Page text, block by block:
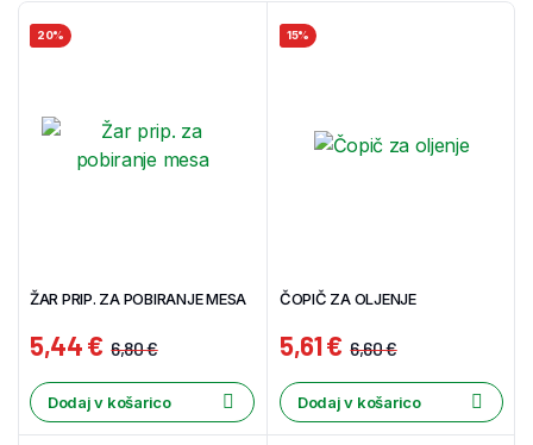
20%
ŽAR PRIP. ZA POBIRANJE MESA
6,80€
5,44€
Dodaj v košarico
15%
ČOPIČ ZA OLJENJE
6,60€
5,61€
Dodaj v košarico